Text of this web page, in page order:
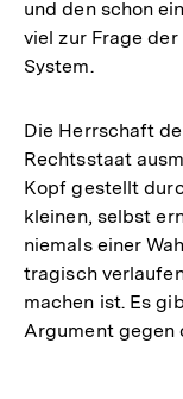
und den schon
viel zur Frage
System.
Die Herrschaft
Rechtsstaat
Kopf gestellt
kleinen, selbst
niemals einer
tragisch
machen ist. Es
Argument gegen